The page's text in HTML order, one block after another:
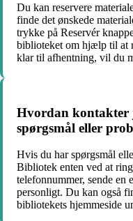
Du kan reservere
finde det ønskede
trykke på Reservér
biblioteket om hjælp til at
klar til afhentning, vil du
Hvordan kontakter
spørgsmål eller
Hvis du har spørgsmål
Bibliotek enten ved at
telefonnummer, sende en
personligt. Du kan også
bibliotekets hjemmeside